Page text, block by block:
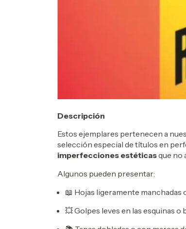
Descripción
Estos ejemplares pertenecen a
selección especial de títulos en
imperfecciones estéticasque no
Algunos pueden presentar:
📖 Hojas ligeramente manchadas
💥 Golpes leves en las esquinas o